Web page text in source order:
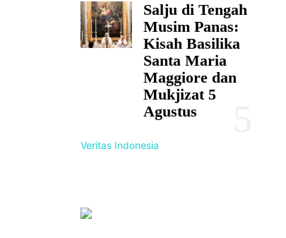
Salju di Tengah
Musim Panas:
Kisah Basilika
Santa Maria
Maggiore dan
Mukjizat 5
Agustus
Veritas Indonesia